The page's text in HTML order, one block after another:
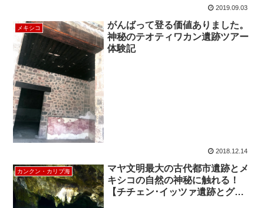
2019.09.03
メキシコ
がんばって登る価値ありました。
神秘のテオティワカン遺跡ツアー
体験記
2018.12.14
カンクン・カリブ海
マヤ文明最大の古代都市遺跡とメ
キシコの自然の神秘に触れる！
【チチェン･イッツァ遺跡とグラ